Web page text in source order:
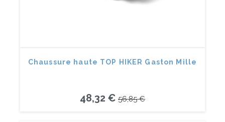
Chaussure haute TOP HIKER Gaston Mille
48,32 € 56,85 €